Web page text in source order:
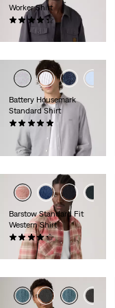
Worker Shirt
(7)
79,95 €
Battery Housemark
Standard Shirt
64,95 €
Barstow Standard Fit
Western Shirt
(344)
79,95 €